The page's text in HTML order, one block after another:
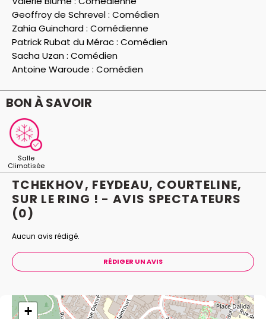
époux Boulingrin.
Bref ça pétarade à tous les étages pour notre plus
grand plaisir.
Geoffroy de Schrevel : Comédien
Zahia Guinchard : Comédienne
Patrick Rubat du Mérac : Comédien
Sacha Uzan : Comédien
Antoine Waroude : Comédien
BON À SAVOIR
Salle
Climatisée
TCHEKHOV, FEYDEAU, COURTELINE,
SUR LE RING ! - AVIS SPECTATEURS
(0)
Aucun avis rédigé.
RÉDIGER UN AVIS
+